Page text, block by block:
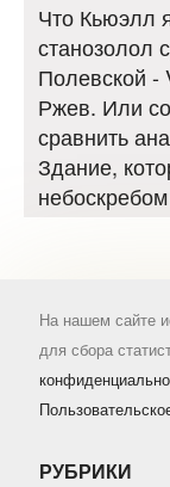
Что Кьюэлл
станозолол
Полевской -
Ржев. Или
сравнить
Здание,
На нашем сайте
для сбора
РУБРИКИ